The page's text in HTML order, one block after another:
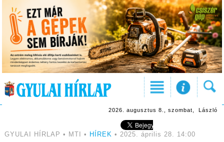
2026. augusztus 8., szombat, László
GYULAI HÍRLAP • MTI • HÍREK • 2025. április 28. 14:00